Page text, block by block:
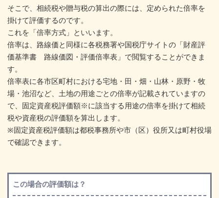
そこで、相続税や贈与税の算出の際には、定められた倍率を
掛けて評価するのです。
これを「倍率方式」といいます。
倍率は、路線価と同様に各税務署や国税庁サイトの「財産評
価基準書 路線価図・評価倍率表」で閲覧することができま
す。
倍率表に各市区町村における宅地・田・畑・山林・原野・牧
場・池沼など、土地の用途ごとの倍率が記載されていますの
で、固定資産税評価額※に該当する用途の倍率を掛けて相続
税や資産税の評価額を算出します。
※固定資産税評価額は都税事務所や市（区）役所又は町村役場
で確認できます。
この場合の評価額は？